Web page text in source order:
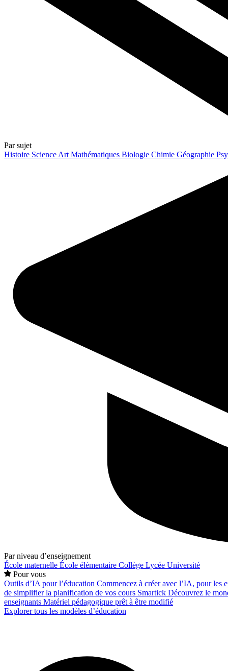
Par sujet
Histoire Science Art Mathématiques Biologie Chimie Géographie
Par niveau d’enseignement
École maternelle École élémentaire Collège Lycée Université
Pour vous
Outils d’IA pour l’éducation Commencez à créer avec l’IA, pour les
de simplifier la planification de vos cours Smartick Découvrez le
enseignants Matériel pédagogique prêt à être modifié
Explorer tous les modèles d’éducation